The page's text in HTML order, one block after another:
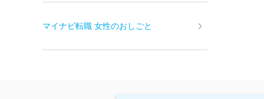
マイナビ転職 女性のおしごと